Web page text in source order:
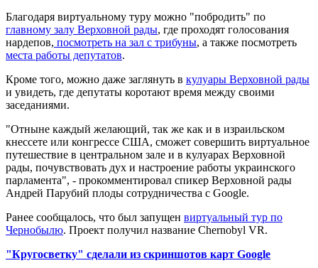
Благодаря виртуальному туру можно "побродить" по
главному залу Верховной рады, где проходят голосования
нардепов, посмотреть на зал с трибуны, а также посмотреть
места работы депутатов.
Кроме того, можно даже заглянуть в кулуары Верховной рады
и увидеть, где депутаты коротают время между своими
заседаниями.
"Отныне каждый желающий, так же как и в израильском
кнессете или конгрессе США, сможет совершить виртуальное
путешествие в центральном зале и в кулуарах Верховной
рады, почувствовать дух и настроение работы украинского
парламента", - прокомментировал спикер Верховной рады
Андрей Парубий плоды сотрудничества с Google.
Ранее сообщалось, что был запущен виртуальный тур по
Чернобылю. Проект получил название Chernobyl VR.
"Кругосветку" сделали из скриншотов карт Google